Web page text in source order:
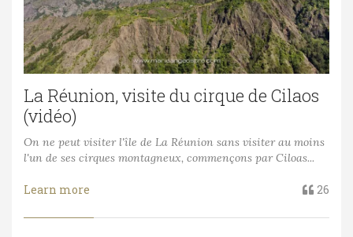
La Réunion, visite du cirque de Cilaos
(vidéo)
On ne peut visiter l'île de La Réunion sans visiter au moins
l'un de ses cirques montagneux, commençons par Ciloas...
Learn more 26